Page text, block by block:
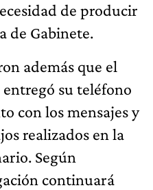
de producir
de Gabinete.
además que el
su teléfono
con los mensajes y
realizados en la
Según
continuará